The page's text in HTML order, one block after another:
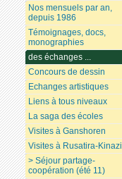
Nos mensuels par an,
depuis 1986
Témoignages, docs,
monographies
des échanges ...
Concours de dessin
Echanges artistiques
Liens à tous niveaux
La saga des écoles
Visites à Ganshoren
Visites à Rusatira-Kinazi
> Séjour partage-
coopération (été 11)